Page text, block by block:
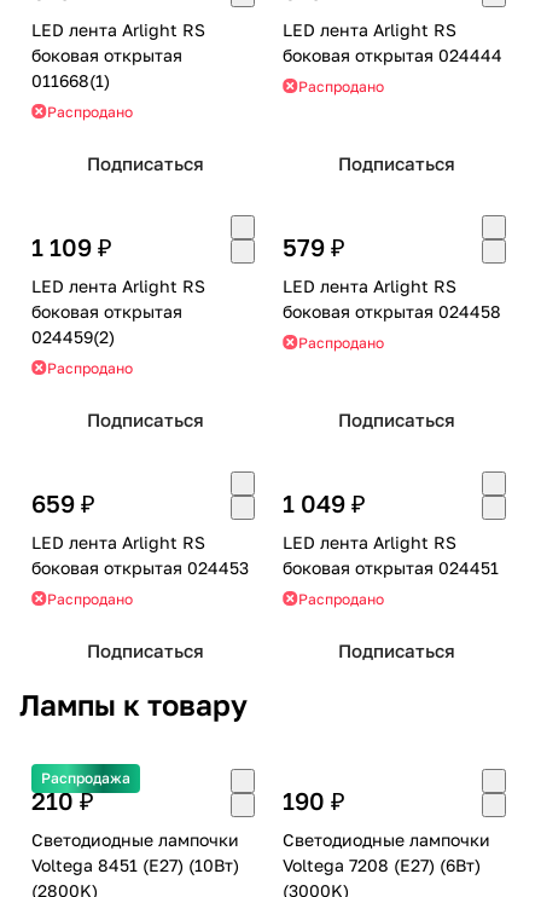
LED лента Arlight RS
боковая открытая
011668(1)
Распродано
Подписаться
LED лента Arlight RS
боковая открытая 024444
Распродано
Подписаться
1 109 ₽
LED лента Arlight RS
боковая открытая
024459(2)
Распродано
Подписаться
579 ₽
LED лента Arlight RS
боковая открытая 024458
Распродано
Подписаться
659 ₽
LED лента Arlight RS
боковая открытая 024453
Распродано
Подписаться
1 049 ₽
LED лента Arlight RS
боковая открытая 024451
Распродано
Подписаться
Лампы к товару
Распродажа
210 ₽
Светодиодные лампочки
Voltega 8451 (E27) (10Вт)
(2800K)
190 ₽
Светодиодные лампочки
Voltega 7208 (E27) (6Вт)
(3000K)